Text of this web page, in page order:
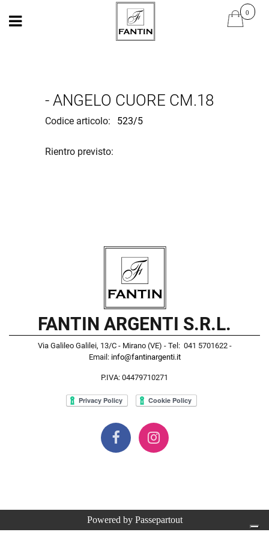
Open Open
- ANGELO CUORE CM.18
Codice articolo: 523/5
Rientro previsto:
FANTIN ARGENTI S.R.L.
Via Galileo Galilei, 13/C - Mirano (VE) - Tel: 041 5701622 -
Email: info@fantinargenti.it
P.IVA: 04479710271
Powered by Passepartout